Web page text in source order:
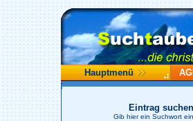
Hauptmenü
Eintrag suchen
Gib hier ein Suchwort ein